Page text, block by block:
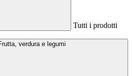
Tutti i prodotti
verdura e legumi